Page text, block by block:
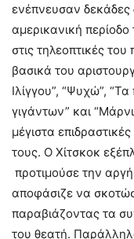
ενέπνευσαν δεκάδες
αμερικανική
στις τηλεοπτικές
βασικά του
Ιλίγγου”, “Ψυχώ”,
γιγάντων” και
μέγιστα
τους. Ο Χίτσκοκ
προτιμούσε την
αποφάσιζε να
παραβιάζοντας τα
του θεατή.